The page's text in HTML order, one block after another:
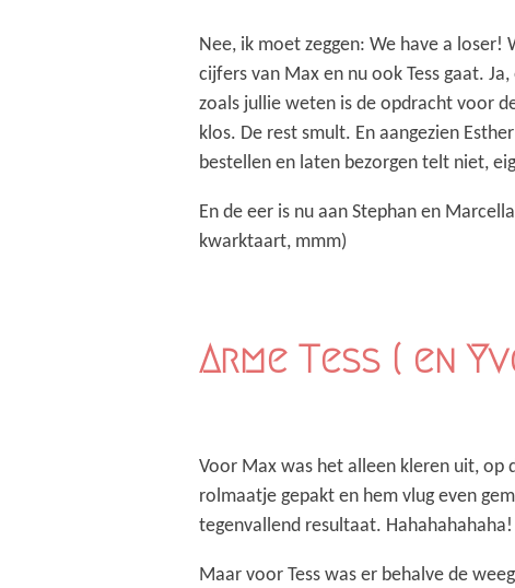
Nee, ik moet zeggen: We have a
cijfers van Max en nu ook Tess gaat.
zoals jullie weten is de opdracht voor
klos. De rest smult. En aangezien
bestellen en laten bezorgen telt niet,
En de eer is nu aan Stephan en
kwarktaart, mmm)
Arme Tess ( en
Voor Max was het alleen kleren uit, op
rolmaatje gepakt en hem vlug even
tegenvallend resultaat. Hahahahahaha!
Maar voor Tess was er behalve de